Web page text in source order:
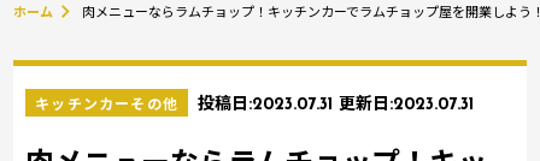
ホーム 肉メニューならラムチョップ！キッチンカーでラムチョップ屋を開業しよう
キッチンカーその他 投稿日:2023.07.31 更新日:2023.07.31